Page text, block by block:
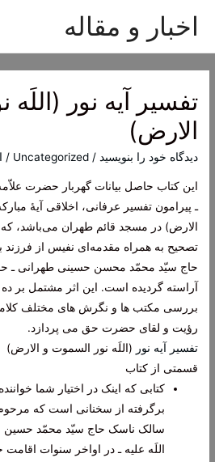
اخبار و مقاله
تفسیر آیه نور
الارض)
دیدگاه‌ خود را بنویسید /
Uncategorized
/
این کتاب حاصل بیانات گهربار حضرت
ـ پیرامون تفسیر عرفانی، اخلاقی آیۀ
الارض) در مسجد قائم طهران می‌باشد،
تصحیح به همراه مقدمه‌ای نفیس از فرزند
حاج سیّد محمّد محسن حسینی طهرانی ـ
آراسته گردیده است. این اثر مشتمل بر
بررسی مکتب ها و نگرش های مختلف
رؤیت و لقای حضرت حق می پردازد.
تفسیر آیه نور (اللَه نور السموت و الارض)
قسمتی از کتاب
کتابی که اینک در اختیار شما
برگرفته از سخنانی است که
سالک ناسک حاج سیّد محمّد حسین
اللَه علیه ـ در اواخر سنوات